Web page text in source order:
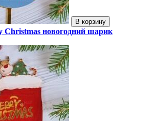
В корзину
Christmas новогодний шарик